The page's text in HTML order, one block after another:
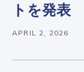
トを発表
APRIL 2, 2026